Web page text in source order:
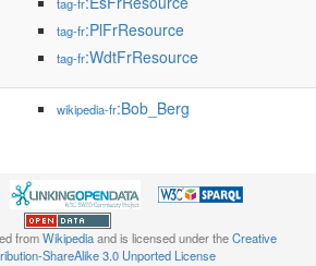
tag-fr:PlFrResource
tag-fr:WdtFrResource
wikipedia-fr:Bob_Berg
fromWikipediaand is licensed under theCreative
ShareAlike 3.0 Unported License